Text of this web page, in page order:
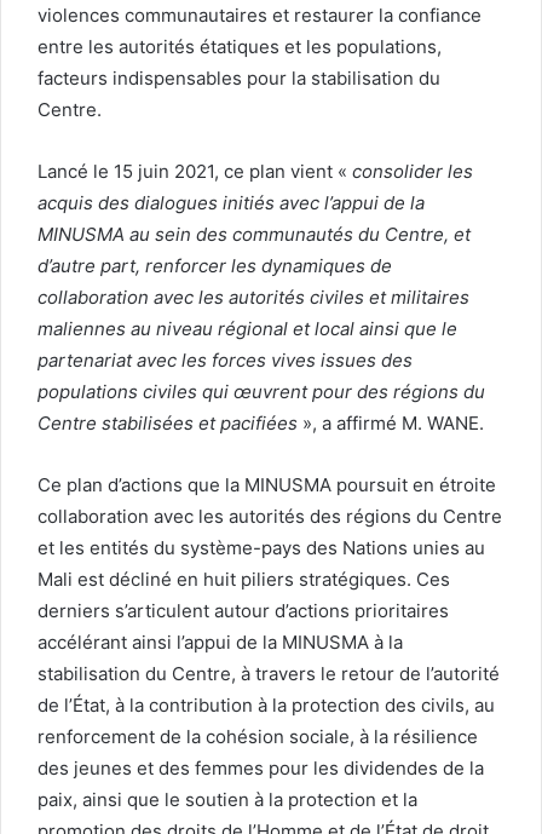
violences communautaires et restaurer la confiance
entre les autorités étatiques et les populations,
facteurs indispensables pour la stabilisation du
Centre.
Lancé le 15 juin 2021, ce plan vient « consolider les
acquis des dialogues initiés avec l’appui de la
MINUSMA au sein des communautés du Centre, et
d’autre part, renforcer les dynamiques de
collaboration avec les autorités civiles et militaires
maliennes au niveau régional et local ainsi que le
partenariat avec les forces vives issues des
populations civiles qui œuvrent pour des régions du
Centre stabilisées et pacifiées », a affirmé M. WANE.
Ce plan d’actions que la MINUSMA poursuit en étroite
collaboration avec les autorités des régions du Centre
et les entités du système-pays des Nations unies au
Mali est décliné en huit piliers stratégiques. Ces
derniers s’articulent autour d’actions prioritaires
accélérant ainsi l’appui de la MINUSMA à la
stabilisation du Centre, à travers le retour de l’autorité
de l’État, à la contribution à la protection des civils, au
renforcement de la cohésion sociale, à la résilience
des jeunes et des femmes pour les dividendes de la
paix, ainsi que le soutien à la protection et la